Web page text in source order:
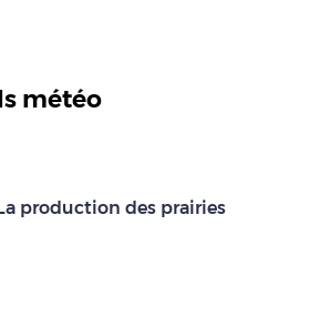
météo
production des prairies